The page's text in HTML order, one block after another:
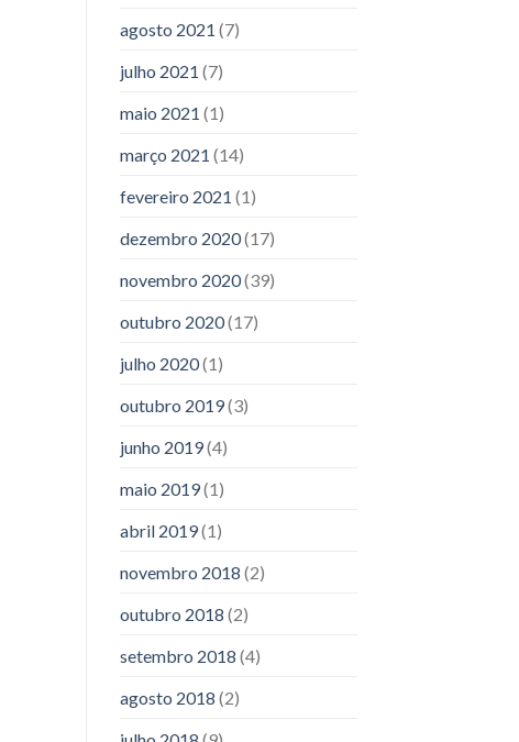
agosto 2021 (7)
julho 2021 (7)
maio 2021 (1)
março 2021 (14)
fevereiro 2021 (1)
dezembro 2020(17)
novembro 2020(39)
outubro 2020(17)
julho 2020(1)
outubro 2019(3)
junho 2019(4)
maio 2019(1)
abril 2019(1)
novembro 2018 (2)
outubro 2018 (2)
setembro 2018 (4)
agosto 2018 (2)